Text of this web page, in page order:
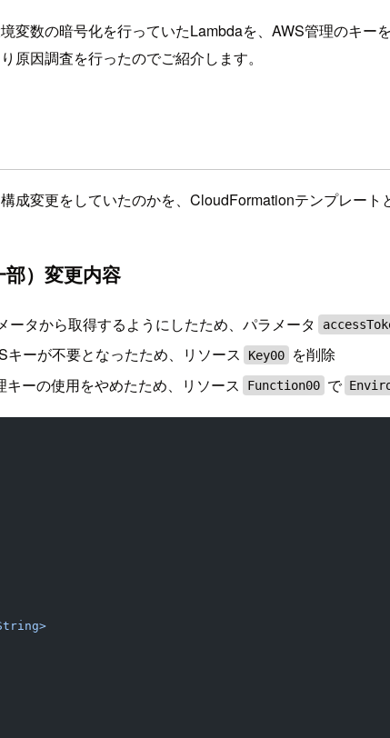
変数の暗号化を行っていたLambdaを、AWS管理のキー
原因調査を行ったのでご紹介します。
成変更をしていたのかを、CloudFormationテンプレート
）変更内容
タから取得するようにしたため、パラメータ
ーが不要となったため、リソース
Key00
を削除
ーの使用をやめたため、リソース
Function00 で